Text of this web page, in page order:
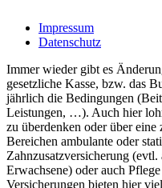
Impressum
Datenschutz
Immer wieder gibt es
gesetzliche Kasse, bzw. das
jährlich die Bedingungen
Leistungen, …). Auch hier
zu überdenken oder über
Bereichen ambulante oder
Zahnzusatzversicherung
Erwachsene) oder auch
Versicherungen bieten hier